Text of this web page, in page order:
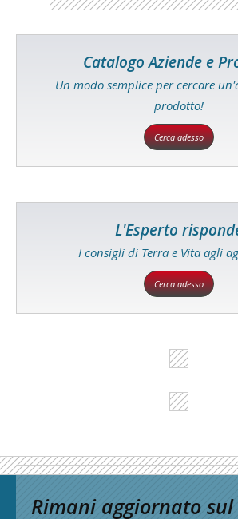
Catalogo Aziende e
Un modo semplice per cercare
prodotto!
Cerca adesso
L'Esperto
I consigli di Terra e Vita agli
Cerca adesso
Rimani aggiornato